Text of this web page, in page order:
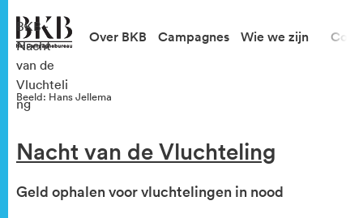
BKB -
Nacht
van de
Vluchteli
ng
Over BKB Campagnes Wie we zijn
Beeld: Hans Jellema
Nacht van de Vluchteling
Geld ophalen voor vluchtelingen in nood